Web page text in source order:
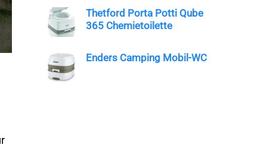
Thetford Porta Potti Qube
365 Chemietoilette
Enders Camping Mobil-WC